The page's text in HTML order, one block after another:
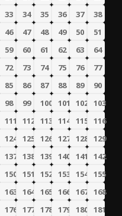
33 34 35 36 37
38
46 47 48 49 50
51
59 60 61 62 63
64
72 73 74 75 76
77
85 86 87 88 89
90
98 99 100 101 102
103
111 112 113 114 115
116
124 125 126 127 128
129
137 138 139 140 141
142
150 151 152 153 154
155
163 164 165 166 167
168
176 177 178 179 180
181